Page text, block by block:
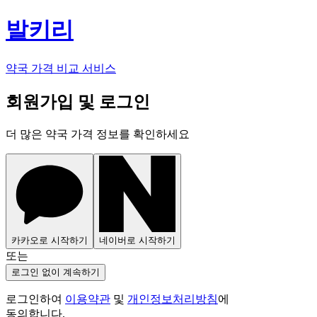
발키리
약국 가격 비교 서비스
회원가입 및 로그인
더 많은 약국 가격 정보를 확인하세요
카카오로 시작하기 네이버로 시작하기
또는
로그인 없이 계속하기
로그인하여 이용약관 및 개인정보처리방침에
동의합니다.